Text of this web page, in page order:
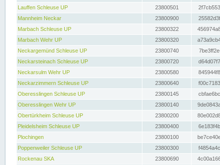
Lauffen Schleuse UP
23800501
Mannheim Neckar
23800900
Marbach Schleuse UP
23800322
Marbach Wehr UP
23800320
Neckargemünd Schleuse UP
23800740
Neckarsteinach Schleuse UP
23800720
Neckarsulm Wehr UP
23800580
Neckarzimmern Schleuse UP
23800640
Oberesslingen Schleuse UP
23800145
Oberesslingen Wehr UP
23800140
Obertürkheim Schleuse UP
23800200
Pleidelsheim Schleuse UP
23800400
Plochingen
23800100
Poppenweiler Schleuse UP
23800300
Rockenau SKA
23800690